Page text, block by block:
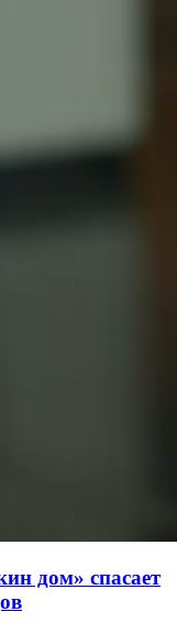
дом» спасает